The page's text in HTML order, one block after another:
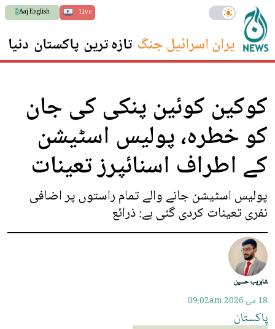
Live
Aaj English
ایران اسرائیل جنگ تازہ ترین پاکستان دنیا
کوکین کوئین پنکی کی جان
کو خطرہ، پولیس اسٹیشن
کے اطراف اسنائپرز تعینات
پولیس اسٹیشن جانے والے تمام راستوں پر اضافی
نفری تعینات کردی گئی ہے: ذرائع
شاہزیب حسین
18 مئ 2026 09:02am
پاکستان